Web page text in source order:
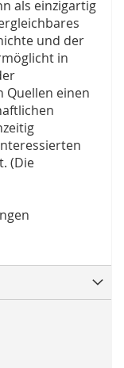
als einzigartig
und der
in
Quellen einen
(Die